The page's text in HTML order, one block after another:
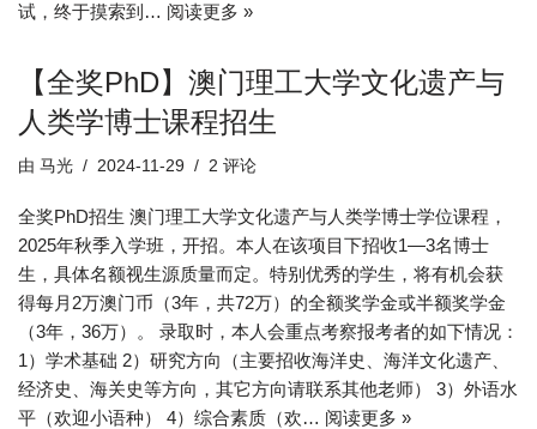
试，终于摸索到… 阅读更多 »
【全奖PhD】澳门理工大学文化遗产与
人类学博士课程招生
由 马光 2024-11-29 2 评论
全奖PhD招生 澳门理工大学文化遗产与人类学博士学位课程，
2025年秋季入学班，开招。本人在该项目下招收1—3名博士
生，具体名额视生源质量而定。特别优秀的学生，将有机会获
得每月2万澳门币（3年，共72万）的全额奖学金或半额奖学金
（3年，36万）。 录取时，本人会重点考察报考者的如下情况：
1）学术基础 2）研究方向（主要招收海洋史、海洋文化遗产、
经济史、海关史等方向，其它方向请联系其他老师） 3）外语水
平（欢迎小语种） 4）综合素质（欢… 阅读更多 »